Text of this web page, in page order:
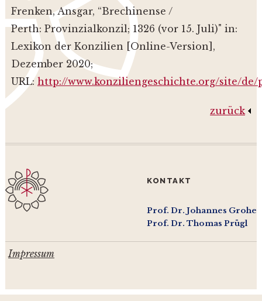
Frenken, Ansgar, “Brechinense /
Perth: Provinzialkonzil; 1326 (vor 15. Juli)" in:
Lexikon der Konzilien [Online-Version],
Dezember 2020;
URL: http://www.konziliengeschichte.org/site/
zurück
KONTAKT
Prof. Dr. Johannes Grohe
Prof. Dr. Thomas Prügl
Impressum